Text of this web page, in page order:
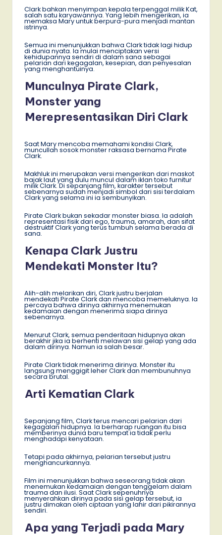
Clark bahkan menyimpan kepala terpenggal milik Kat,
salah satu karyawannya. Yang lebih mengerikan, ia
memaksa Mary untuk berpura-pura menjadi mantan
istrinya.
Semua ini menunjukkan bahwa Clark tidak lagi hidup
di dunia nyata. Ia mulai menciptakan versi
kehidupannya sendiri di dalam sana sebagai
pelarian dari kegagalan, kesepian, dan penyesalan
yang menghantuinya.
Munculnya Pirate Clark,
Monster yang
Merepresentasikan Diri Clark
Saat Mary mencoba memahami kondisi Clark,
muncullah sosok monster raksasa bernama Pirate
Clark.
Makhluk ini merupakan versi mengerikan dari maskot
bajak laut yang dulu muncul dalam iklan toko furnitur
milik Clark. Di sepanjang film, karakter tersebut
sebenarnya sudah menjadi simbol dari sisi terdalam
Clark yang selama ini ia sembunyikan.
Pirate Clark bukan sekadar monster biasa. Ia adalah
representasi fisik dari ego, trauma, amarah, dan sifat
destruktif Clark yang terus tumbuh selama berada di
sana.
Kenapa Clark Justru
Mendekati Monster Itu?
Alih-alih melarikan diri, Clark justru berjalan
mendekati Pirate Clark dan mencoba memeluknya. Ia
percaya bahwa dirinya akhirnya menemukan
kedamaian dengan menerima siapa dirinya
sebenarnya.
Menurut Clark, semua penderitaan hidupnya akan
berakhir jika ia berhenti melawan sisi gelap yang ada
dalam dirinya. Namun ia salah besar.
Pirate Clark tidak menerima dirinya. Monster itu
langsung menggigit leher Clark dan membunuhnya
secara brutal.
Arti Kematian Clark
Sepanjang film, Clark terus mencari pelarian dari
kegagalan hidupnya. Ia berharap ruangan itu bisa
memberinya dunia baru tempat ia tidak perlu
menghadapi kenyataan.
Tetapi pada akhirnya, pelarian tersebut justru
menghancurkannya.
Film ini menunjukkan bahwa seseorang tidak akan
menemukan kedamaian dengan tenggelam dalam
trauma dan ilusi. Saat Clark sepenuhnya
menyerahkan dirinya pada sisi gelap tersebut, ia
justru dimakan oleh ciptaan yang lahir dari pikirannya
sendiri.
Apa yang Terjadi pada Mary